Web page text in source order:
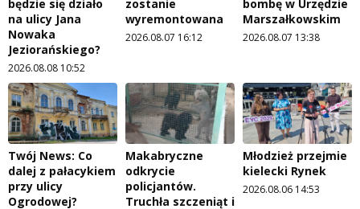
będzie się działo
na ulicy Jana
Nowaka
Jeziorańskiego?
2026.08.08 10:52
zostanie
wyremontowana
2026.08.07 16:12
bombę w Urzędzie
Marszałkowskim
2026.08.07 13:38
Twój News: Co
dalej z pałacykiem
przy ulicy
Ogrodowej?
Makabryczne
odkrycie
policjantów.
Truchła szczeniąt i
Młodzież przejmie
kielecki Rynek
2026.08.06 14:53